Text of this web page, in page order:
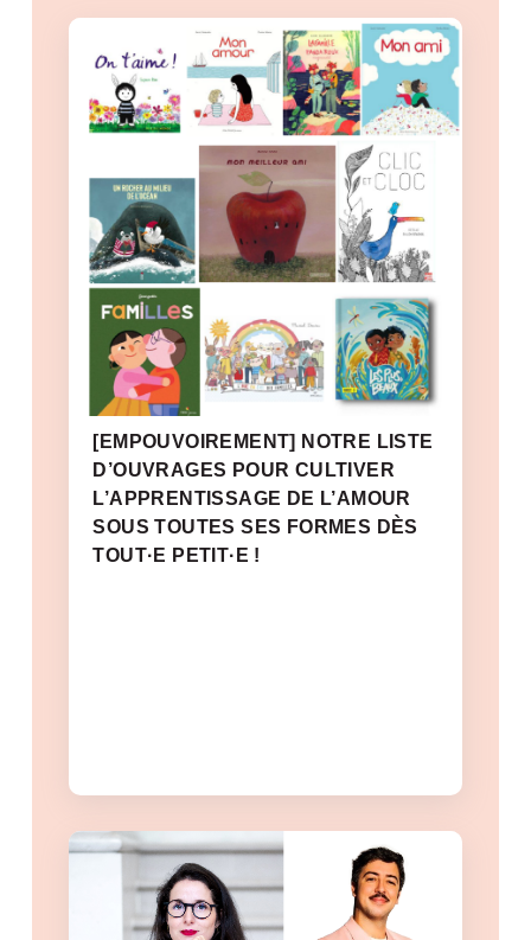
[EMPOUVOIREMENT] NOTRE LISTE
D’OUVRAGES POUR CULTIVER
L’APPRENTISSAGE DE L’AMOUR
SOUS TOUTES SES FORMES DÈS
TOUT·E PETIT·E !